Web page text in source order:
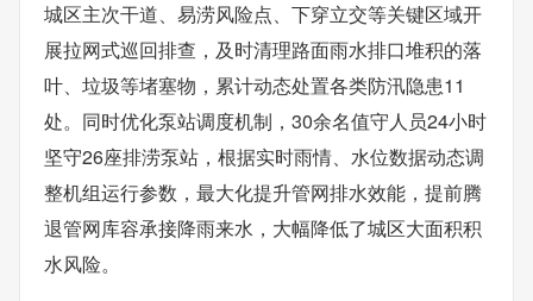
城区主次干道、易涝风险点、下穿立交等关键区域开
展拉网式巡回排查，及时清理路面雨水排口堆积的落
叶、垃圾等堵塞物，累计动态处置各类防汛隐患11
处。同时优化泵站调度机制，30余名值守人员24小时
坚守26座排涝泵站，根据实时雨情、水位数据动态调
整机组运行参数，最大化提升管网排水效能，提前腾
退管网库容承接降雨来水，大幅降低了城区大面积积
水风险。